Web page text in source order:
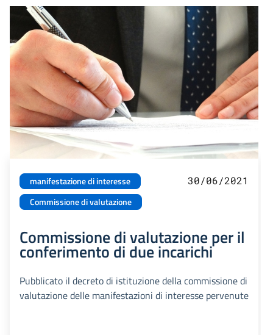
manifestazione di interesse
Commissione di valutazione
30/06/2021
Commissione di valutazione per il
conferimento di due incarichi
Pubblicato il decreto di istituzione della commissione di
valutazione delle manifestazioni di interesse pervenute